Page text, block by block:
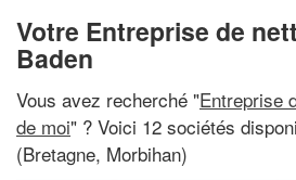
Votre Entreprise de
Baden
Vous avez recherché "Entreprise
de moi" ? Voici 12 sociétés
(Bretagne, Morbihan)